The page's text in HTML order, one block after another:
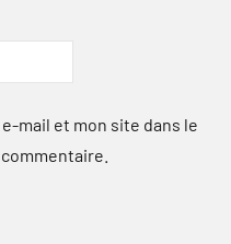
mail et mon site dans le